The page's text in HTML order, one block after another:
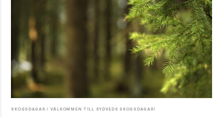
SKOGSDAGAR / VÄLKOMMEN TILL SYDVEDS SKOGSDAGAR!